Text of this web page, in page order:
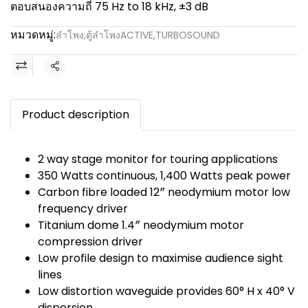
ตอบสนองความถี่ 75 Hz to 18 kHz, ±3 dB
หมวดหมู่:ลำโพง,ตู้ลำโพงACTIVE,TURBOSOUND
แชร์
Product description
2 way stage monitor for touring applications
350 Watts continuous, 1,400 Watts peak power
Carbon fibre loaded 12″ neodymium motor low
frequency driver
Titanium dome 1.4″ neodymium motor
compression driver
Low profile design to maximise audience sight
lines
Low distortion waveguide provides 60° H x 40° V